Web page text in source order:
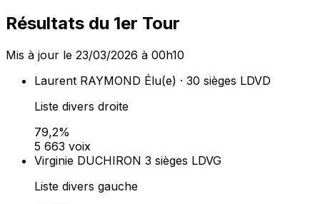
Résultats du 1er Tour
Mis à jour le 23/03/2026 à 00h10
Laurent RAYMOND Élu(e) · 30 sièges LDVD
Liste divers droite
79,2%
5 663 voix
Virginie DUCHIRON 3 sièges LDVG
Liste divers gauche